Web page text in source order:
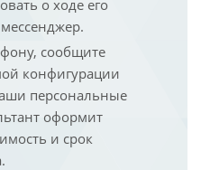
о ходе его
сообщите
конфигурации
персональные
оформит
и срок